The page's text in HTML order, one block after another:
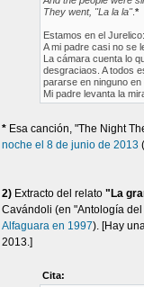
They went, "La la la".*
Estamos en el
A mi padre casi no se
La cámara cuenta lo
desgraciaos. A todos
pararse en ninguno
Mi padre levanta la
* Esa canción, "The Night
noche el 8 de junio de 2013
2) Extracto del relato "La
Cavándoli (en "Antología
Alfaguara en 1997). [Hay
2013.]
Cita: